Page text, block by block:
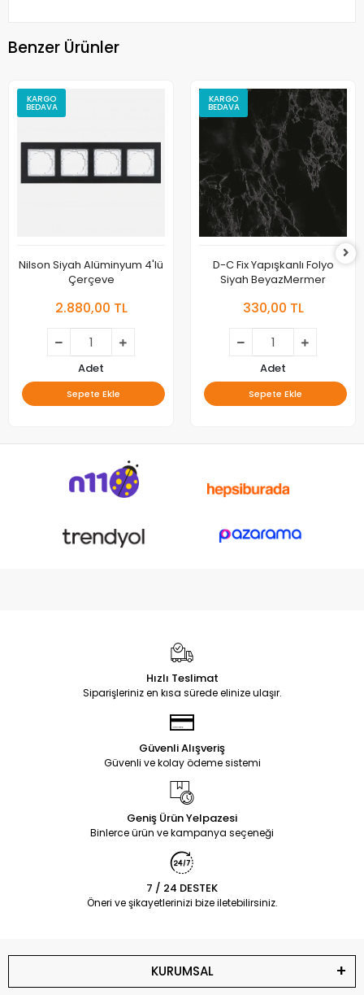
Benzer Ürünler
KARGO
BEDAVA
Nilson Siyah Alüminyum 4'lü
Çerçeve
2.880,00 TL
Adet
Sepete Ekle
KARGO
BEDAVA
D-C Fix Yapışkanlı Folyo
Siyah BeyazMermer
330,00 TL
Adet
Sepete Ekle
Hızlı Teslimat
Siparişleriniz en kısa sürede elinize ulaşır.
Güvenli Alışveriş
Güvenli ve kolay ödeme sistemi
Geniş Ürün Yelpazesi
Binlerce ürün ve kampanya seçeneği
7 / 24 DESTEK
Öneri ve şikayetlerinizi bize iletebilirsiniz.
KURUMSAL